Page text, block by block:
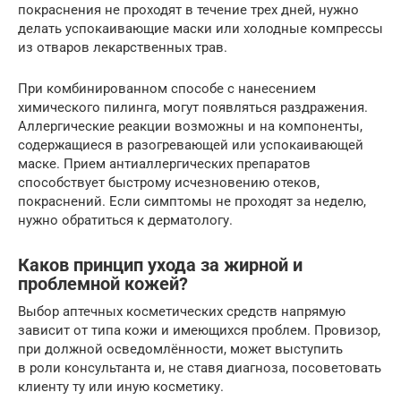
покраснения не проходят в течение трех дней, нужно
делать успокаивающие маски или холодные компрессы
из отваров лекарственных трав.
При комбинированном способе с нанесением
химического пилинга, могут появляться раздражения.
Аллергические реакции возможны и на компоненты,
содержащиеся в разогревающей или успокаивающей
маске. Прием антиаллергических препаратов
способствует быстрому исчезновению отеков,
покраснений. Если симптомы не проходят за неделю,
нужно обратиться к дерматологу.
Каков принцип ухода за жирной и
проблемной кожей?
Выбор аптечных косметических средств напрямую
зависит от типа кожи и имеющихся проблем. Провизор,
при должной осведомлённости, может выступить
в роли консультанта и, не ставя диагноза, посоветовать
клиенту ту или иную косметику.